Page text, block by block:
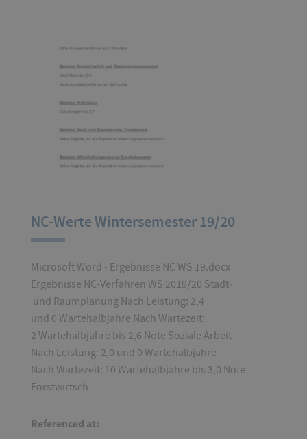
NC-Werte Wintersemester 19/20
Microsoft Word - Ergebnisse NC WS 19.docx
Ergebnisse NC-Verfahren WS 2019/20 Stadt‐
und Raumplanung Nach Leistung: 2,4
und 0 Wartehalbjahre Nach Wartezeit:
2 Wartehalbjahre bis 2,6 Note Soziale Arbeit
Nach Leistung: 2,0 und 0 Wartehalbjahre
Nach Wartezeit: 10 Wartehalbjahre bis 3,0 Note
Forstwirtsch
Referenced at: